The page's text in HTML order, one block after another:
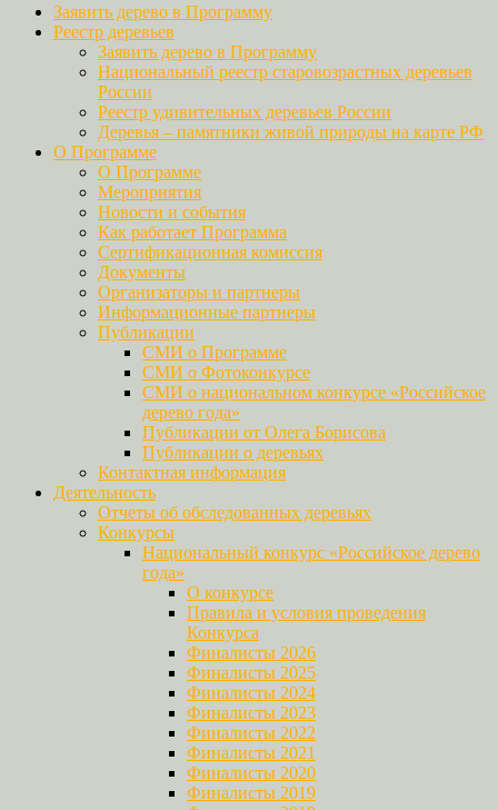
Заявить дерево в Программу
Реестр деревьев
Заявить дерево в Программу
Национальный реестр старовозрастных деревьев
России
Реестр удивительных деревьев России
Деревья – памятники живой природы на карте РФ
О Программе
О Программе
Мероприятия
Новости и события
Как работает Программа
Сертификационная комиссия
Документы
Организаторы и партнеры
Информационные партнеры
Публикации
СМИ о Программе
СМИ о Фотоконкурсе
СМИ о национальном конкурсе «Российское
дерево года»
Публикации от Олега Борисова
Публикации о деревьях
Контактная информация
Деятельность
Отчеты об обследованных деревьях
Конкурсы
Национальный конкурс «Российское дерево
года»
О конкурсе
Правила и условия проведения
Конкурса
Финалисты 2026
Финалисты 2025
Финалисты 2024
Финалисты 2023
Финалисты 2022
Финалисты 2021
Финалисты 2020
Финалисты 2019